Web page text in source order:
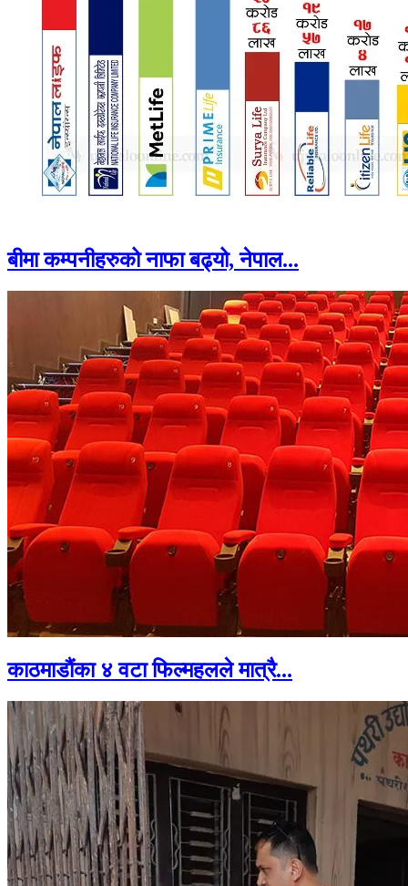
बीमा कम्पनीहरुको नाफा बढ्यो, नेपाल...
काठमाडौंका ४ वटा फिल्महलले मात्रै...